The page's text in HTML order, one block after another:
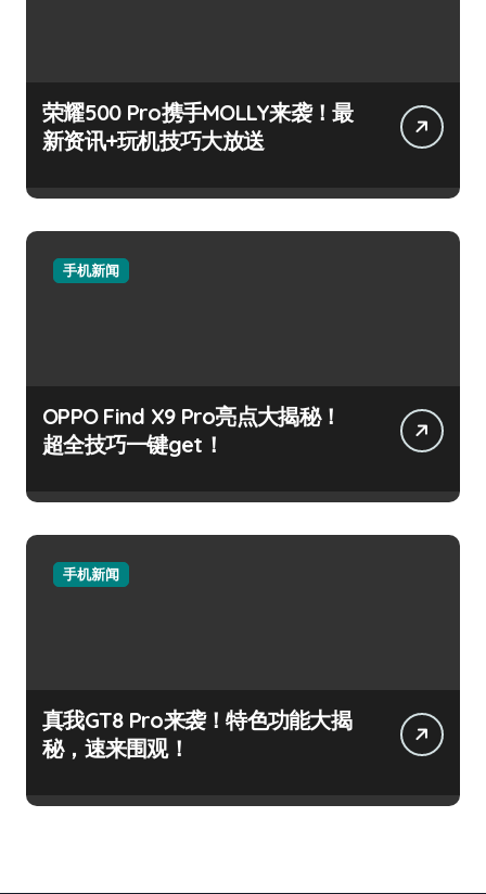
荣耀500 Pro携手MOLLY来袭！最
新资讯+玩机技巧大放送
手机新闻
OPPO Find X9 Pro亮点大揭秘！
超全技巧一键get！
手机新闻
真我GT8 Pro来袭！特色功能大揭
秘，速来围观！